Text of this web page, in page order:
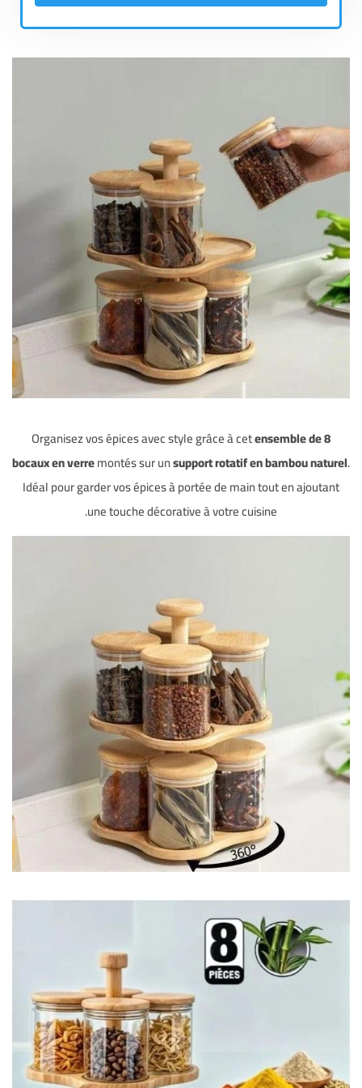
Organisez vos épices avec style grâce à cetensemble de 8
bocaux en verremontés sur unsupport rotatif en bambou naturel.
Idéal pour garder vos épices à portée de main tout en ajoutant
une touche décorative à votre cuisine.